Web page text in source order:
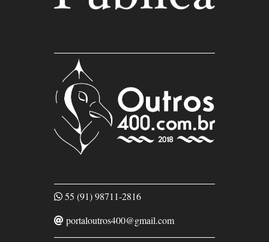
55 (91) 98711-2816
portaloutros400@gmail.com